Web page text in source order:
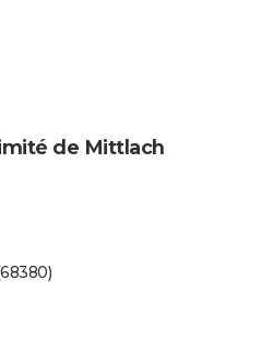
de Mittlach